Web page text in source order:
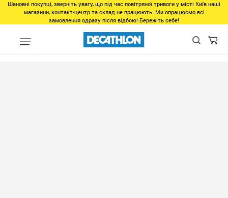
Шановні покупці, зверніть увагу, що під час повітряної тривоги у місті Київ наші
магазини, контакт-центр та склад не працюють. Ми опрацюємо всі
замовлення одразу після відбою! Бережіть себе!
unlinked Roachspin 70